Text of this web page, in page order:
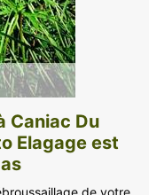
Caniac Du
Elagage est
de votre